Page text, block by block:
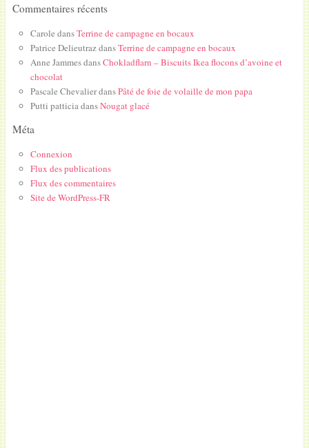
Commentaires récents
Carole dansTerrine de campagne en bocaux
Patrice DelieutrazdansTerrine de campagne en bocaux
Anne JammesdansChokladflarn – Biscuits Ikea flocons d’avoine et
chocolat
Pascale ChevalierdansPâté de foie de volaille de mon papa
Putti patticiadansNougat glacé
Méta
Connexion
Flux des publications
Flux des commentaires
Site de WordPress-FR